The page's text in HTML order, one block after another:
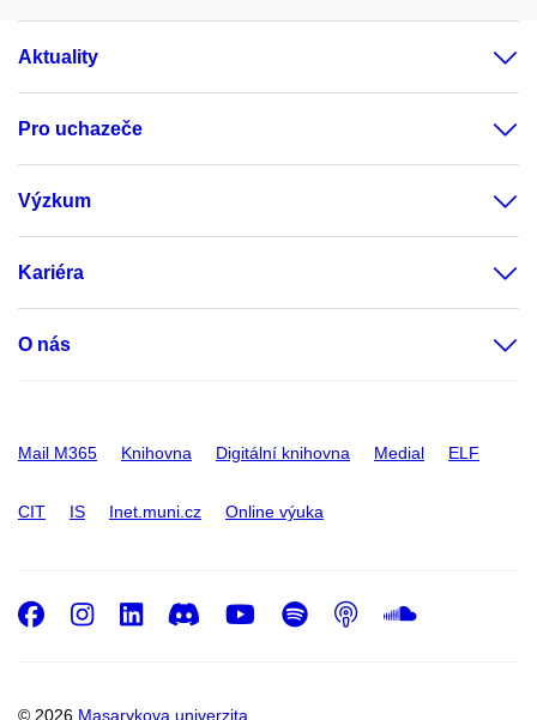
Aktuality
Pro uchazeče
Výzkum
Kariéra
O nás
Mail M365 Knihovna Digitální knihovna Medial ELF
CIT IS Inet.muni.cz Online výuka
© 2026 Masarykova univerzita
Facebook
Instagram
LinkedIn
DiscordYoutube
Spotify
Podcast